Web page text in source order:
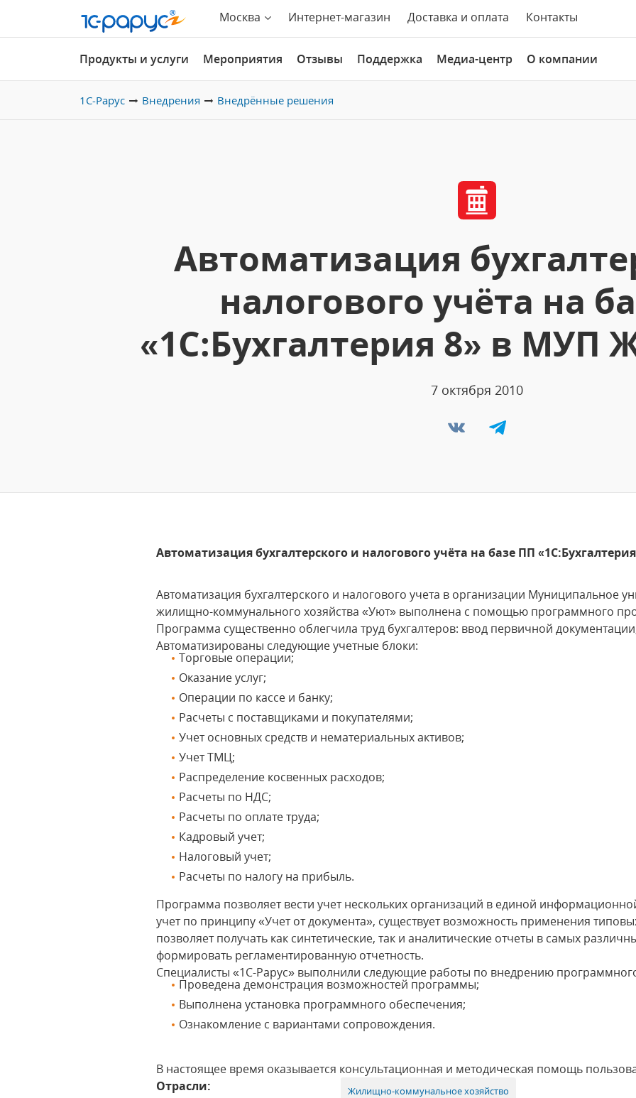
Москва Интернет-магазин Доставка и оплата Контакты
Продукты и услуги Мероприятия Отзывы Поддержка Медиа-центр О компании
1С-Рарус Внедрения Внедрённые решения
Автоматизация
налогового учёта на
«1С:Бухгалтерия 8» в МУП
7 октября 2010
Автоматизация бухгалтерского и налогового учёта на базе ПП
Автоматизация бухгалтерского и налогового учета в организации Муниципальное
жилищно-коммунального хозяйства «Уют» выполнена с помощью программного
Программа существенно облегчила труд бухгалтеров: ввод первичной
Автоматизированы следующие учетные блоки:
Торговые операции;
Оказание услуг;
Операции по кассе и банку;
Расчеты с поставщиками и покупателями;
Учет основных средств и нематериальных активов;
Учет ТМЦ;
Распределение косвенных расходов;
Расчеты по НДС;
Расчеты по оплате труда;
Кадровый учет;
Налоговый учет;
Расчеты по налогу на прибыль.
Программа позволяет вести учет нескольких организаций в единой
учет по принципу «Учет от документа», существует возможность применения
позволяет получать как синтетические, так и аналитические отчеты в самых
формировать регламентированную отчетность.
Специалисты «1С-Рарус» выполнили следующие работы по внедрению
Проведена демонстрация возможностей программы;
Выполнена установка программного обеспечения;
Ознакомление с вариантами сопровождения.
В настоящее время оказывается консультационная и методическая помощь
Отрасли:
Жилищно-коммунальное хозяйство